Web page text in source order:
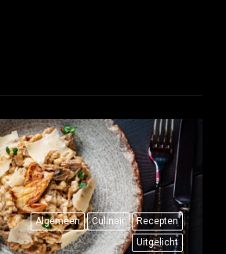
Algemeen Culinair
Recepten
Uitgelicht